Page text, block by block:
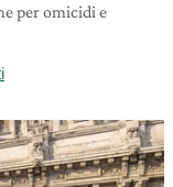
per omicidi e